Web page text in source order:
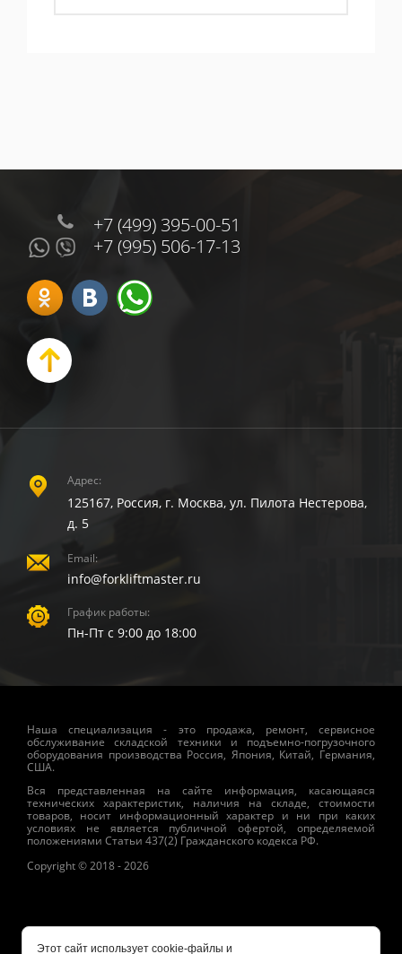
+7 (499) 395-00-51
+7 (995) 506-17-13
Адрес:
125167, Россия, г. Москва, ул. Пилота Нестерова,
д. 5
Email:
info@forkliftmaster.ru
График работы:
Пн-Пт с 9:00 до 18:00
Наша специализация - это продажа, ремонт, сервисное
обслуживание складской техники и подъемно-погрузочного
оборудования производства Россия, Япония, Китай, Германия,
США.
Вся представленная на сайте информация, касающаяся
технических характеристик, наличия на складе, стоимости
товаров, носит информационный характер и ни при каких
условиях не является публичной офертой, определяемой
положениями Статьи 437(2) Гражданского кодекса РФ.
Copyright © 2018 - 2026
Этот сайт использует cookie-файлы и